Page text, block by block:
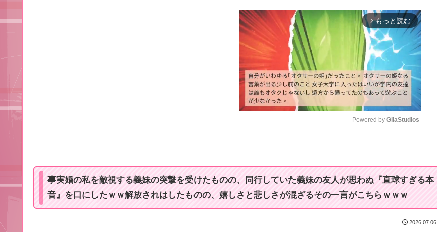
arrow_forward_ios もっと読む
t
Powered by GliaStudios
事実婚の私を敵視する義妹の突撃を受けたものの、同行していた義妹の友人が思わぬ『直球すぎる本
音』を口にしたｗｗ解放されはしたものの、嬉しさと悲しさが混ざるその一言がこちらｗｗｗ
2026.07.06